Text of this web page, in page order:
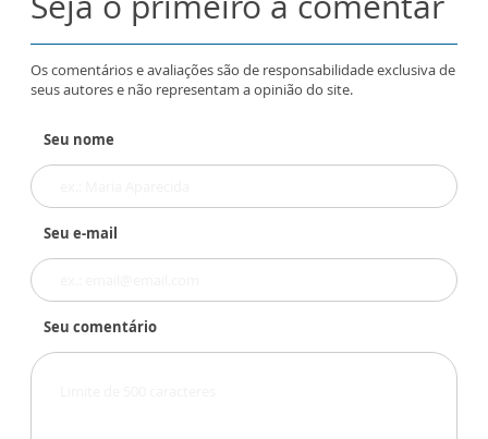
Os comentários e avaliações são de responsabilidade exclusiva de
seus autores e não representam a opinião do site.
Seu nome
Seu e-mail
Seu comentário